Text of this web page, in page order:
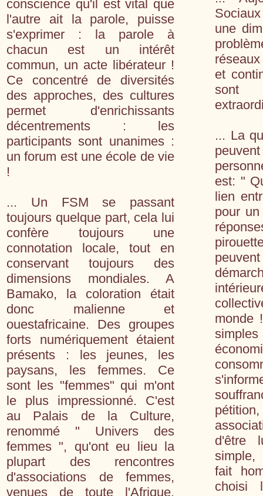
conscience qu'il est vital que
l'autre ait la parole, puisse
s'exprimer : la parole à
chacun est un intérêt
commun, un acte libérateur !
Ce concentré de diversités
des approches, des cultures
permet d'enrichissants
décentrements : les
participants sont unanimes :
un forum est une école de vie
!
... Un FSM se passant
toujours quelque part, cela lui
confère toujours une
connotation locale, tout en
conservant toujours des
dimensions mondiales. A
Bamako, la coloration était
donc malienne et
ouestafricaine. Des groupes
forts numériquement étaient
présents : les jeunes, les
paysans, les femmes. Ce
sont les "femmes" qui m'ont
le plus impressionné. C'est
au Palais de la Culture,
renommé " Univers des
femmes ", qu'ont eu lieu la
plupart des rencontres
d'associations de femmes,
venues de toute l'Afrique.
une
et
... La
est: "
lien
pour
monde
d'être
simple,
fait
choisi